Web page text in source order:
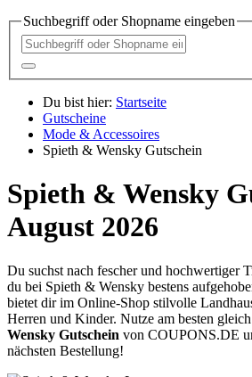
Suchbegriff oder Shopname eingeben
Du bist hier: Startseite
Gutscheine
Mode & Accessoires
Spieth & Wensky Gutschein
Spieth & Wensky
August 2026
Du suchst nach fescher und hochwertiger
du bei Spieth & Wensky bestens
bietet dir im Online-Shop stilvolle
Herren und Kinder. Nutze am besten
Wensky Gutschein von COUPONS.DE
nächsten Bestellung!